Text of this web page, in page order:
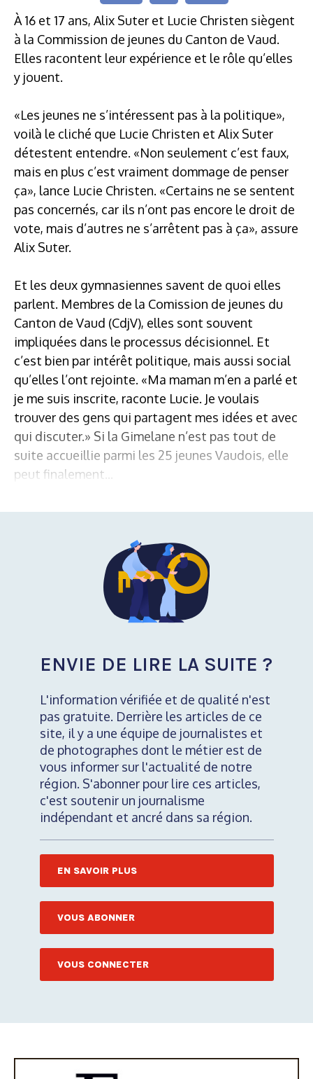
À 16 et 17 ans, Alix Suter et Lucie Christen siègent
à la Commission de jeunes du Canton de Vaud.
Elles racontent leur expérience et le rôle qu’elles
y jouent.
«Les jeunes ne s’intéressent pas à la politique»,
voilà le cliché que Lucie Christen et Alix Suter
détestent entendre. «Non seulement c’est faux,
mais en plus c’est vraiment dommage de penser
ça», lance Lucie Christen. «Certains ne se sentent
pas concernés, car ils n’ont pas encore le droit de
vote, mais d’autres ne s’arrêtent pas à ça», assure
Alix Suter.
Et les deux gymnasiennes savent de quoi elles
parlent. Membres de la Comission de jeunes du
Canton de Vaud (CdjV), elles sont souvent
impliquées dans le processus décisionnel. Et
c’est bien par intérêt politique, mais aussi social
qu’elles l’ont rejointe. «Ma maman m’en a parlé et
je me suis inscrite, raconte Lucie. Je voulais
trouver des gens qui partagent mes idées et avec
qui discuter.» Si la Gimelane n’est pas tout de
suite accueillie parmi les 25 jeunes Vaudois, elle
peut finalement...
ENVIE DE LIRE LA SUITE ?
L'information vérifiée et de qualité n'est
pas gratuite. Derrière les articles de ce
site, il y a une équipe de journalistes et
de photographes dont le métier est de
vous informer sur l'actualité de notre
région. S'abonner pour lire ces articles,
c'est soutenir un journalisme
indépendant et ancré dans sa région.
EN SAVOIR PLUS
VOUS ABONNER
VOUS CONNECTER